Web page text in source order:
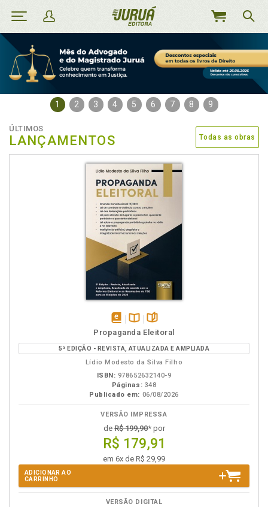
MEU
1 2 3 4 5 6 7 8 9
ÚLTIMOS
LANÇAMENTOS Todas as obras
disponível
em
eBook
Disponível
na
B.V.
páginas
Propaganda Eleitoral
5ª EDIÇÃO - REVISTA, ATUALIZADA E AMPLIADA
Lídio Modesto da Silva Filho
ISBN: 978652632140-9
Páginas: 348
Publicado em: 06/08/2026
VERSÃO IMPRESSA
deR$ 199,90* por
R$ 179,91
em 6x de R$ 29,99
ADICIONAR AO
CARRINHO
VERSÃO DIGITAL